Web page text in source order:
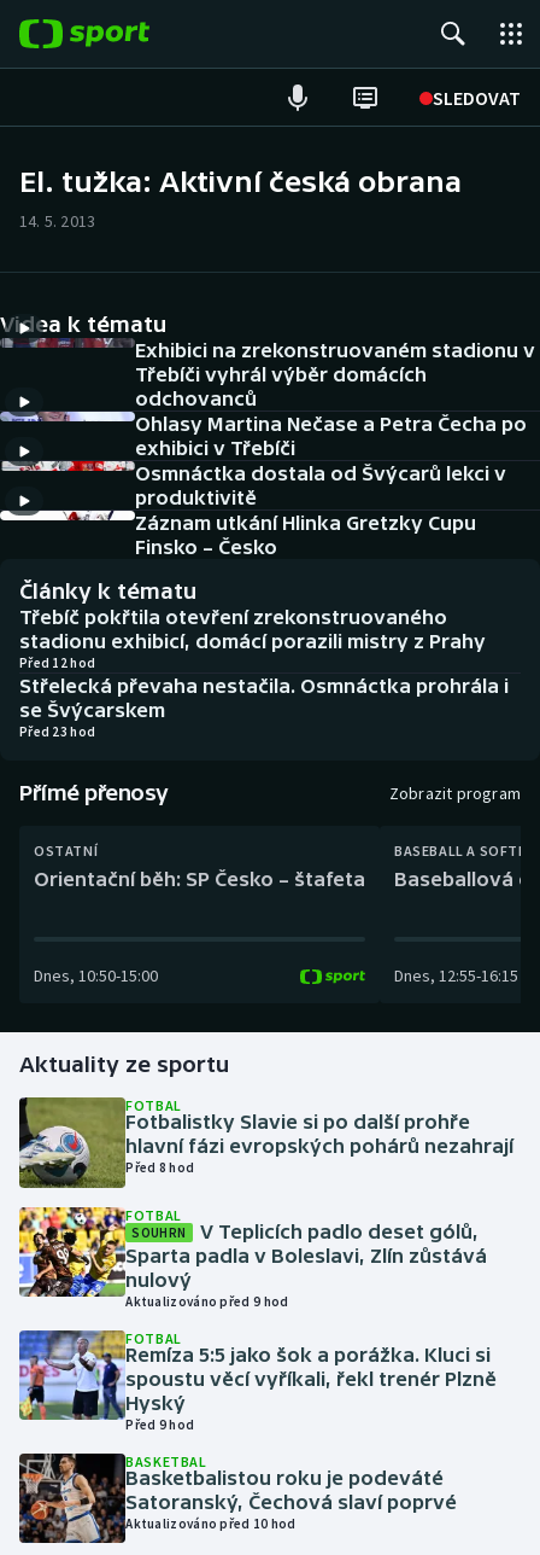
SLEDOVAT
Hokej
Tenis
Atletika
DALŠÍ SPORTY
Americký fotbal
Baseball a softbal
Basketbal
Biatlon
Boby a skeleton
Box
Curling
Golf
Gymnastika
Házená
Jezdectví
Krasobruslení
Lezení
Lyže a snowboard
Moderní pětiboj
NEPŘEHLÉDNĚTE
Historické návraty
Aplikace ČT sport
AZ kvíz
El. tužka: Aktivní česká obrana
14. 5. 2013
Videa k tématu
Exhibici na zrekonstruovaném stadionu v
Třebíči vyhrál výběr domácích
odchovanců
Ohlasy Martina Nečase a Petra Čecha po
exhibici v Třebíči
Osmnáctka dostala od Švýcarů lekci v
produktivitě
Záznam utkání Hlinka Gretzky Cupu
Finsko – Česko
Články k tématu
Třebíč pokřtila otevření zrekonstruovaného
stadionu exhibicí, domácí porazili mistry z Prahy
Před 12 hod
Střelecká převaha nestačila. Osmnáctka prohrála i
se Švýcarskem
Před 23 hod
Přímé přenosy Zobrazit program
OSTATNÍ
Orientační běh: SP Česko – štafeta
Dnes, 10:50-15:00
BASEBALL A
Baseballová
Dnes, 12:55-16:15
Aktuality ze sportu
FOTBAL
Fotbalistky Slavie si po další prohře
hlavní fázi evropských pohárů nezahrají
Před 8 hod
FOTBAL
SOUHRN
V Teplicích padlo deset gólů,
Sparta padla v Boleslavi, Zlín zůstává
nulový
Aktualizováno před 9 hod
FOTBAL
Remíza 5:5 jako šok a porážka. Kluci si
spoustu věcí vyříkali, řekl trenér Plzně
Hyský
Před 9 hod
BASKETBAL
Basketbalistou roku je podeváté
Satoranský, Čechová slaví poprvé
Aktualizováno před 10 hod